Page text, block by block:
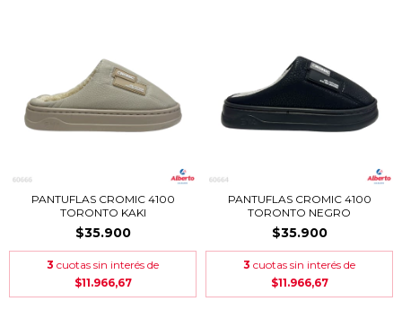
PANTUFLAS CROMIC 4100
TORONTO KAKI
$35.900
3 cuotas sin interés de
$11.966,67
PANTUFLAS CROMIC 4100
TORONTO NEGRO
$35.900
3 cuotas sin interés de
$11.966,67